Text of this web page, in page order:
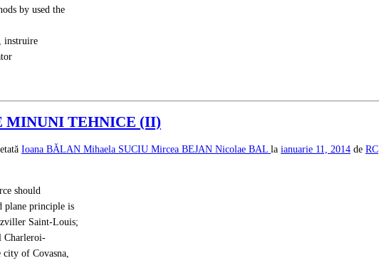
by used the
instruire
MINUNI TEHNICE (II)
Ioana BĂLAN Mihaela SUCIU Mircea BEJAN Nicolae BAL la ianuarie 11, 2014 de RC
should
plane principle is
Saint-Louis;
Charleroi-
of Covasna,